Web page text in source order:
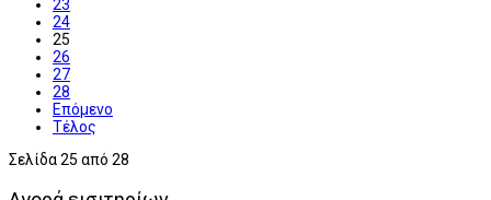
23
24
25
26
27
28
Επόμενο
Τέλος
Σελίδα 25 από 28